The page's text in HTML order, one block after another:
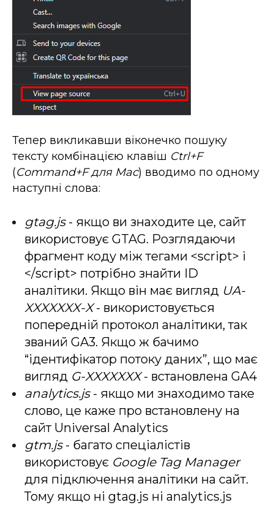
Тепер викликавши віконечко пошуку
тексту комбінацією клавіш Ctrl+F
(Command+F для Mac) вводимо по одному
наступні слова:
gtag.js- якщо ви знаходите це, сайт
використовує GTAG. Розглядаючи
фрагмент коду між тегами <script> і
</script> потрібно знайти ID
аналітики. Якщо він має вигляд UA-
XXXXXXX-X- використовується
попередній протокол аналітики, так
званий GA3. Якщо ж бачимо
“ідентифікатор потоку даних”, що має
вигляд G-XXXXXXX- встановлена GA4
analytics.js- якщо ми знаходимо таке
слово, це каже про встановлену на
сайт Universal Analytics
gtm.js- багато спеціалістів
використовує Google Tag Manager
для підключення аналітики на сайт.
Тому якщо ні gtag.js ні analytics.js